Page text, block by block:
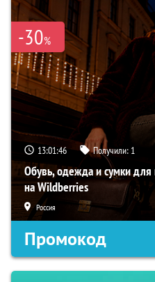
-30%
13:01:45 Получили: 1
Обувь, одежда и сумки для
на Wildberries
Россия
Промокод